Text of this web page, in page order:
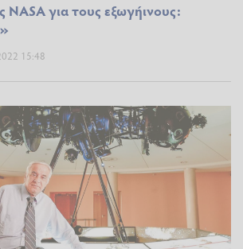
NASA για τους εξωγήινους:
15:48